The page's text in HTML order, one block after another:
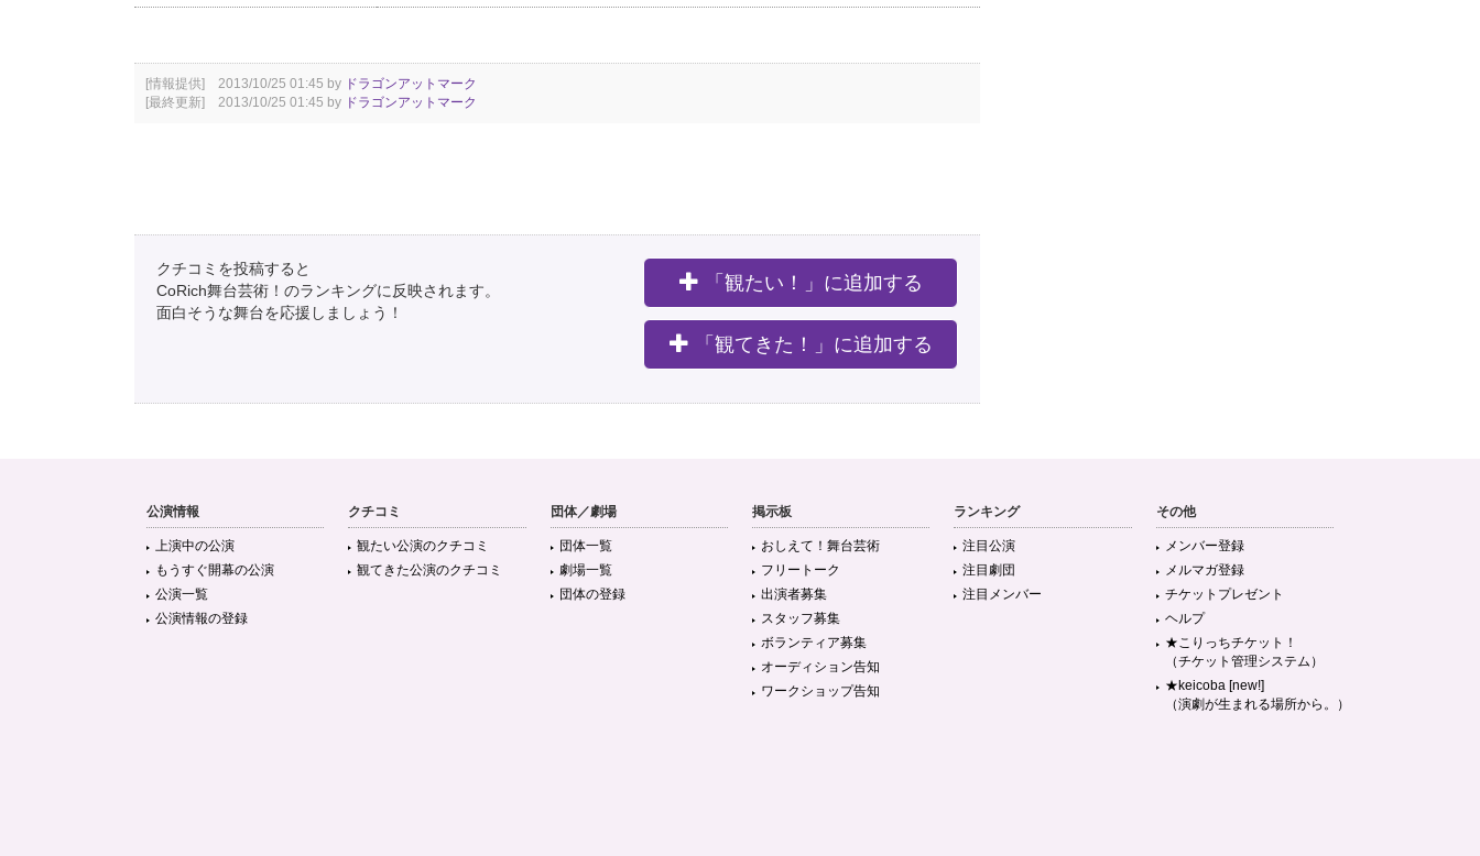
[情報提供] 2013/10/25 01:45 by ドラゴンアットマーク
[最終更新] 2013/10/25 01:45 by ドラゴンアットマーク
クチコミを投稿すると
CoRich舞台芸術！のランキングに反映されます。
面白そうな舞台を応援しましょう！
「観たい！」に追加する
「観てきた！」に追加する
公演情報
上演中の公演
もうすぐ開幕の公演
公演一覧
公演情報の登録
クチコミ
観たい公演のクチコミ
観てきた公演のクチコミ
団体／劇場
団体一覧
劇場一覧
団体の登録
掲示板
おしえて！舞台芸術
フリートーク
出演者募集
スタッフ募集
ボランティア募集
オーディション告知
ワークショップ告知
ランキング
注目公演
注目劇団
注目メンバー
その他
メンバー登録
メルマガ登録
チケットプレゼント
ヘルプ
★こりっちチケット！
（チケット管理システム）
★keicoba [new!]
（演劇が生まれる場所から。）